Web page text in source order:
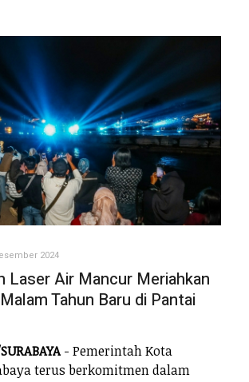
2024
Laser Air Mancur Meriahkan
Tahun Baru di Pantai
- Pemerintah Kota
terus berkomitmen dalam